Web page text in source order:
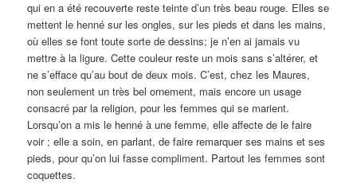
qui en a été recouverte reste teinte d’un très beau rouge. Elles se
mettent le henné sur les ongles, sur les pieds et dans les mains,
où elles se font toute sorte de dessins; je n’en ai jamais vu
mettre à la ligure. Cette couleur reste un mois sans s’altérer, et
ne s’efface qu’au bout de deux mois. C’est, chez les Maures,
non seulement un très bel ornement, mais encore un usage
consacré par la religion, pour les femmes qui se marient.
Lorsqu’on a mis le henné à une femme, elle affecte de le faire
voir ; elle a soin, en parlant, de faire remarquer ses mains et ses
pieds, pour qu’on lui fasse compliment. Partout les femmes sont
coquettes.